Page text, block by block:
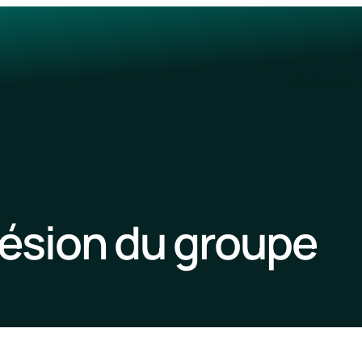
du groupe